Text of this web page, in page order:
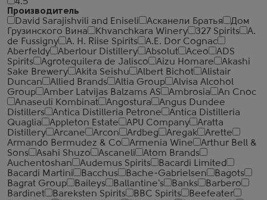
Производитель
David Sarajishvili and Eniseli
Асканели Братья
Дом
Грузинского Вина
Khvanchkara Winery 327 Spirits
A.
de Fussigny
A. H. Riise Spirits
A.E. Dor Cognac
Aberfeldy
Aberlour Distillery Absolut Aceo
ADS
Spirits
Agrotequilera de Jalisco Aizu Homare
Akashi
Sake Brewery
Akita Seishu Albert Bichot
Alistair
Duncan
Allied Brands Altia Group
Alvisa Alcohol
Group
Amber Latvijas Balzams AS Ambrosia
An Cnoc
Anaseuli Kombinat
Angostura
Angus Dundee
Distillers
Antica Distilleria Petrone
Antica Distilleria
Quaglia
Appleton Estate APU Company
Aratta
Distillery
Arcane Arcon Ardbeg Aregak
Arette
Armando Bermudez & Co
Armenia Wine
Arthur Bell &
Sons
Asahi Shuzo Ascaneli
Atom Brands
Auchentoshan
Audemus Spirits
Bacardi Limited
Bacardi Martini
Bacchus Bache-Gabrielsen
Bagots
Bagrat Group
Baileys Ballantine's Banks
Barbero
Bardinet
Bareksten Spirits BBC Spirits
Beefeater